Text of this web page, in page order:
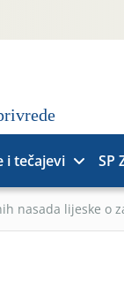
i tečajevi SP
nasada lijeske o